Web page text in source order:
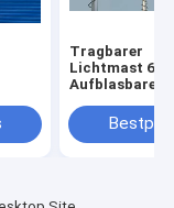
Tragbarer
Lichtmast 6m
Aufblasbarer
Lichtmast
Stativ